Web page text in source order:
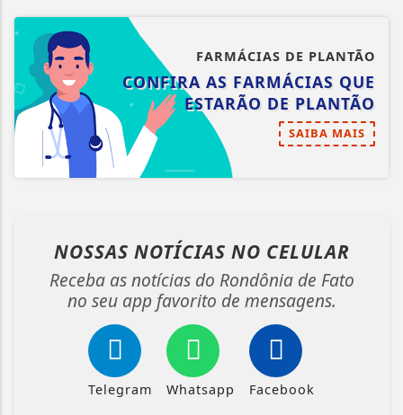
FARMÁCIAS DE PLANTÃO
CONFIRA AS FARMÁCIAS QUE
ESTARÃO DE PLANTÃO
SAIBA MAIS
NOSSAS NOTÍCIAS NO CELULAR
Receba as notícias do Rondônia de Fato
no seu app favorito de mensagens.
Telegram Whatsapp Facebook